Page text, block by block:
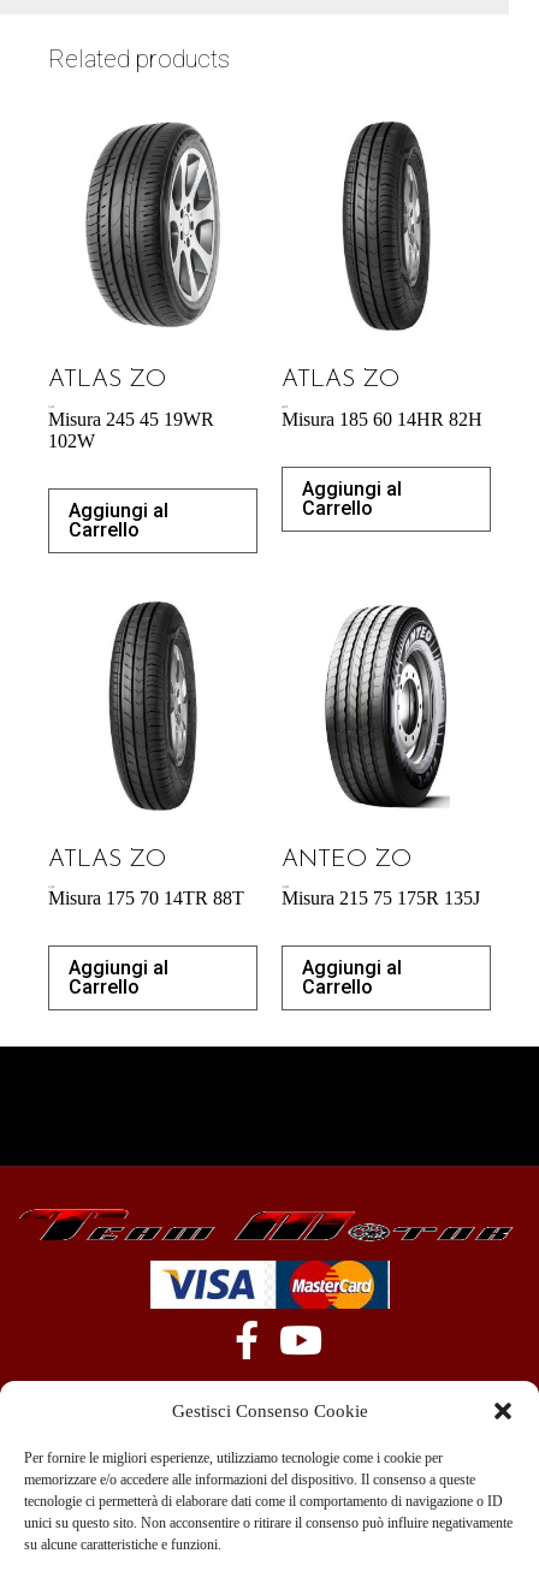
Gestisci Consenso Cookie
Per fornire le migliori esperienze, utilizziamo tecnologie come i cookie per
memorizzare e/o accedere alle informazioni del dispositivo. Il consenso a queste
tecnologie ci permetterà di elaborare dati come il comportamento di navigazione o ID
unici su questo sito. Non acconsentire o ritirare il consenso può influire negativamente
su alcune caratteristiche e funzioni.
Related products
ATLAS ZO
Misura 245 45 19WR
102W
Aggiungi al
Carrello
ATLAS ZO
Misura 185 60 14HR 82H
Aggiungi al
Carrello
ATLAS ZO
Misura 175 70 14TR 88T
Aggiungi al
Carrello
ANTEO ZO
Misura 215 75 175R 135J
Aggiungi al
Carrello
+39 351 970 89 33
info@teammotor.it